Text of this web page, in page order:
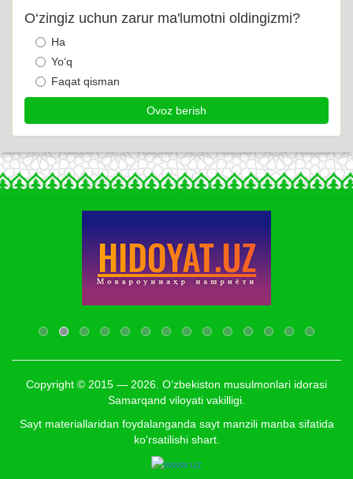
O‘zingiz uchun zarur ma'lumotni oldingizmi?
Ha
Yo‘q
Faqat qisman
Copyright © 2015 — 2026. O‘zbekiston musulmonlari idorasi
Samarqand viloyati vakilligi.
Sayt materiallaridan foydalanganda sayt manzili manba sifatida
ko‘rsatilishi shart.